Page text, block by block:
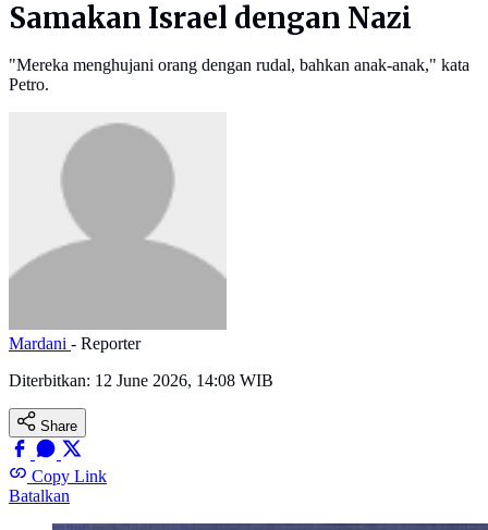
Samakan Israel dengan Nazi
"Mereka menghujani orang dengan rudal, bahkan anak-anak," kata
Petro.
Mardani - Reporter
Diterbitkan: 12 June 2026, 14:08 WIB
Share
Copy Link
Batalkan